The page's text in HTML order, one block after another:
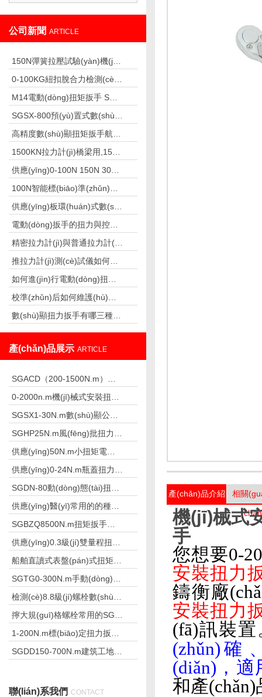
公司新聞 ARTICLE
產(chǎn)品展示 ARTICLE
聯(lián)系我們 CONTACT
產(chǎn)品介紹 相關
機(jī)械式
手
您想要0-
安裝扭力
鑄衡廠
安裝扭力
(fā)訊裝置
(zhǔn)確
(diǎn)，
和產